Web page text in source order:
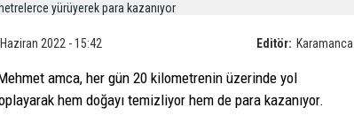
Editör: Karamanca
2022 - 15:42
amca, her gün 20 kilometrenin üzerinde yol
hem doğayı temizliyor hem de para kazanıyor.